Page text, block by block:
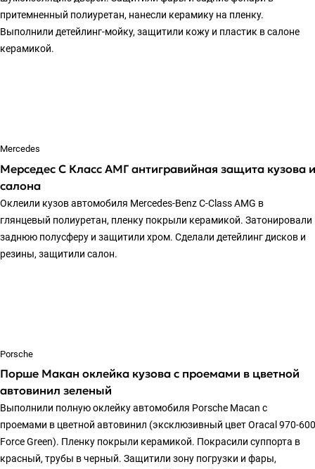
притемненный полиуретан, нанесли керамику на пленку.
Выполнили детейлинг-мойку, защитили кожу и пластик в салоне
керамикой.
Mercedes
Мерседес С Класс АМГ антигравийная защита кузова и
салона
Оклеили кузов автомобиля Mercedes-Benz C-Class AMG в
глянцевый полиуретан, пленку покрыли керамикой. Затонировали
заднюю полусферу и защитили хром. Сделали детейлинг дисков и
резины, защитили салон.
Porsche
Порше Макан оклейка кузова с проемами в цветной
автовинил зеленый
Выполнили полную оклейку автомобиля Porsche Macan с
проемами в цветной автовинил (эксклюзивный цвет Oracal 970-600
Force Green). Пленку покрыли керамикой. Покрасили суппорта в
красный, трубы в черный. Защитили зону погрузки и фары,